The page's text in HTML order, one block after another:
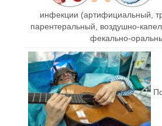
инфекции (артифициальный,
парентеральный, воздушно-
фекально-